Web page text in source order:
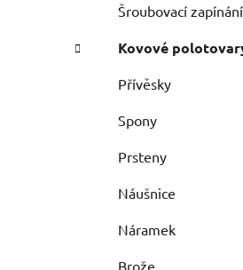
Šroubovací zapínání
Kovové
Přívěsky
Spony
Prsteny
Náušnice
Náramek
Brože